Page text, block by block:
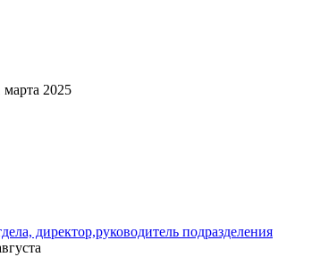
марта 2025
директор,руководитель подразделения